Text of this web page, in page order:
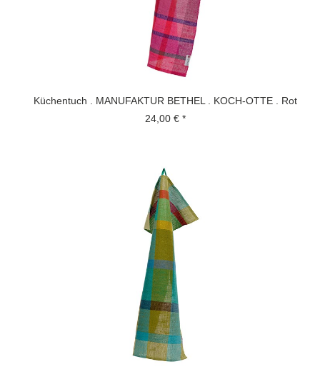
Küchentuch . MANUFAKTUR BETHEL . KOCH-OTTE . Rot
24,00 € *